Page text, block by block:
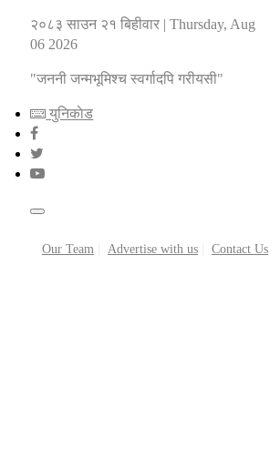
Our Team Advertise with us Contact Us
२०८३ साउन २१ बिहीवार |Thursday, Aug
06 2026
"जननी जन्मभूमिश्च स्वर्गादपि गरीयसी"
युनिकाेड